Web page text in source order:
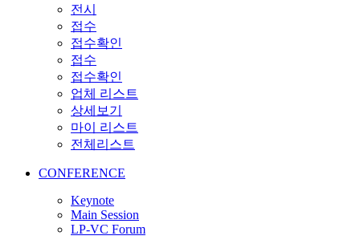
전시
접수
접수확인
접수
접수확인
업체 리스트
상세보기
마이 리스트
전체리스트
CONFERENCE
Keynote
Main Session
LP-VC Forum